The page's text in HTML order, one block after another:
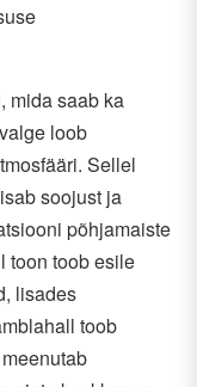
mida saab ka
loob
Sellel
soojust ja
põhjamaiste
toon toob esile
lisades
toob